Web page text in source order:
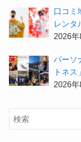
⼝コミ
レンタ
ス」が
2026
パーソ
トネ
大公開
2026